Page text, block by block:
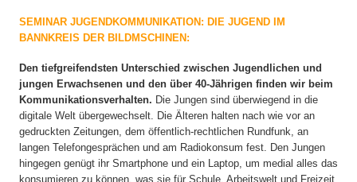
SEMINAR JUGENDKOMMUNIKATION: DIE JUGEND IM
BANNKREIS DER BILDMSCHINEN:
Den tiefgreifendsten Unterschied zwischen Jugendlichen und
jungen Erwachsenen und den über 40-Jährigen finden wir beim
Kommunikationsverhalten. Die Jungen sind überwiegend in die
digitale Welt übergewechselt. Die Älteren halten nach wie vor an
gedruckten Zeitungen, dem öffentlich-rechtlichen Rundfunk, an
langen Telefongesprächen und am Radiokonsum fest. Den Jungen
hingegen genügt ihr Smartphone und ein Laptop, um medial alles das
konsumieren zu können, was sie für Schule, Arbeitswelt und Freizeit